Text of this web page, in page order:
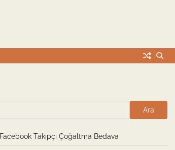
Ara
Facebook Takipçi Çoğaltma Bedava